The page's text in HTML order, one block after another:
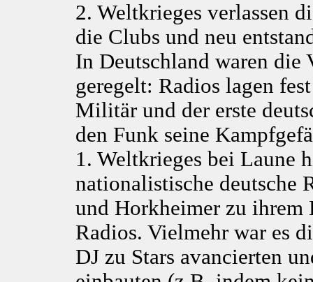
2. Weltkrieges verlassen
die Clubs und neu
In Deutschland waren die
geregelt: Radios lagen
Militär und der erste
den Funk seine
1. Weltkrieges bei Laune
nationalistische deutsche
und Horkheimer zu ihrem
Radios. Vielmehr war es
DJ zu Stars avancierten